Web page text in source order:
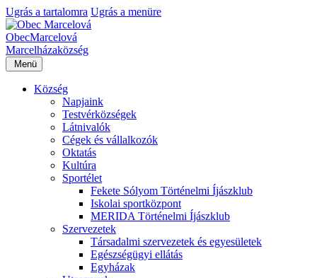
Ugrás a tartalomra Ugrás a menüre
ObecMarcelová
Marcelházaközség
Menü
Község
Napjaink
Testvérközségek
Látnivalók
Cégek és vállalkozók
Oktatás
Kultúra
Sportélet
Fekete Sólyom Történelmi Íjászklub
Iskolai sportközpont
MERIDA Történelmi Íjászklub
Szervezetek
Társadalmi szervezetek és egyesületek
Egészségügyi ellátás
Egyházak